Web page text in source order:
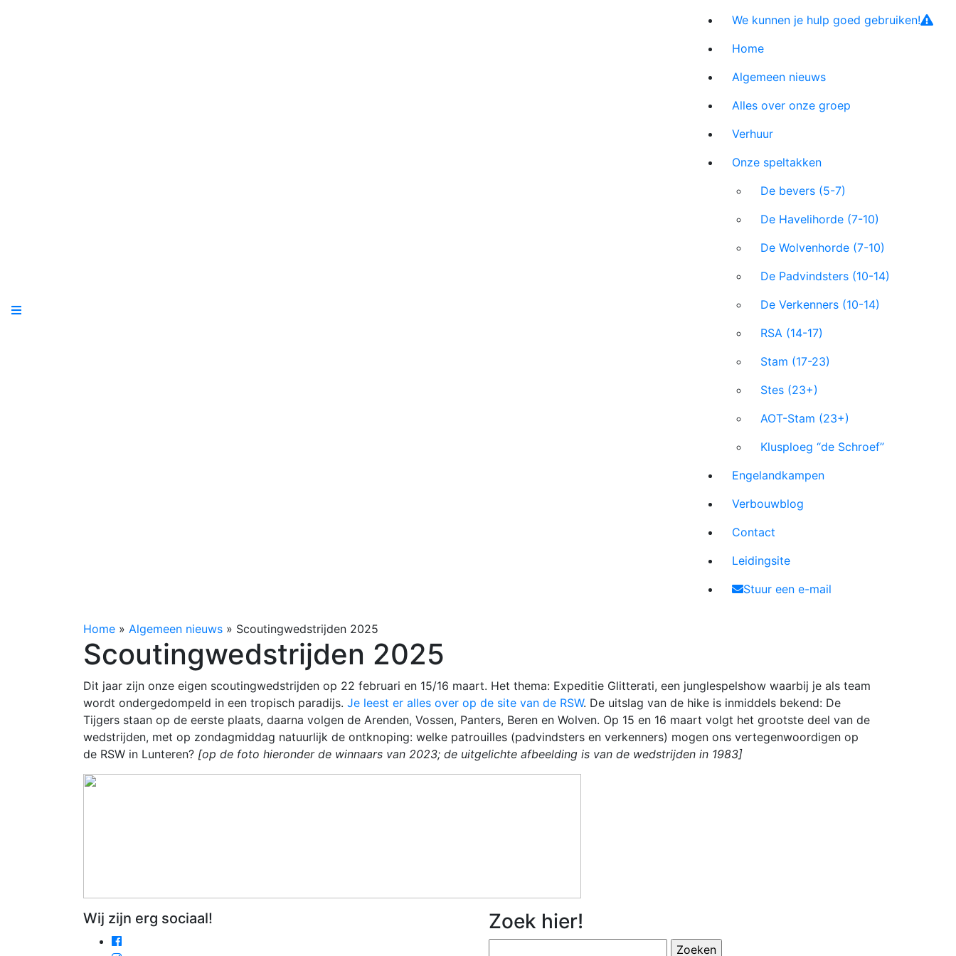
We kunnen je hulp goed gebruiken!
Home
Algemeen nieuws
Alles over onze groep
Verhuur
Onze speltakken
De bevers (5-7)
De Havelihorde (7-10)
De Wolvenhorde (7-10)
De Padvindsters (10-14)
De Verkenners (10-14)
RSA (14-17)
Stam (17-23)
Stes (23+)
AOT-Stam (23+)
Klusploeg “de Schroef”
Engelandkampen
Verbouwblog
Contact
Leidingsite
Stuur een e-mail
Home » Algemeen nieuws » Scoutingwedstrijden 2025
Scoutingwedstrijden 2025
Dit jaar zijn onze eigen scoutingwedstrijden op 22 februari en 15/16 maart. Het thema: Expeditie Glitterati, een junglespelshow waarbij je als team
wordt ondergedompeld in een tropisch paradijs. Je leest er alles over op de site van de RSW. De uitslag van de hike is inmiddels bekend: De
Tijgers staan op de eerste plaats, daarna volgen de Arenden, Vossen, Panters, Beren en Wolven. Op 15 en 16 maart volgt het grootste deel van de
wedstrijden, met op zondagmiddag natuurlijk de ontknoping: welke patrouilles (padvindsters en verkenners) mogen ons vertegenwoordigen op
de RSW in Lunteren? [op de foto hieronder de winnaars van 2023; de uitgelichte afbeelding is van de wedstrijden in 1983]
Wij zijn erg sociaal! Zoek hier!